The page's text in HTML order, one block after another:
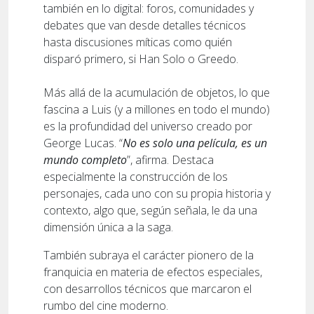
también en lo digital: foros, comunidades y
debates que van desde detalles técnicos
hasta discusiones míticas como quién
disparó primero, si Han Solo o Greedo.
Más allá de la acumulación de objetos, lo que
fascina a Luis (y a millones en todo el mundo)
es la profundidad del universo creado por
George Lucas. “No es solo una película, es un
mundo completo”, afirma. Destaca
especialmente la construcción de los
personajes, cada uno con su propia historia y
contexto, algo que, según señala, le da una
dimensión única a la saga.
También subraya el carácter pionero de la
franquicia en materia de efectos especiales,
con desarrollos técnicos que marcaron el
rumbo del cine moderno.